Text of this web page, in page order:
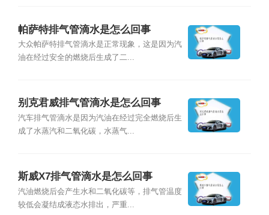
帕萨特排气管滴水是怎么回事
大众帕萨特排气管滴水是正常现象，这是因为汽
油在经过安全的燃烧后生成了二...
别克君威排气管滴水是怎么回事
汽车排气管滴水是因为汽油在经过完全燃烧后生
成了水蒸汽和二氧化碳，水蒸气...
斯威X7排气管滴水是怎么回事
汽油燃烧后会产生水和二氧化碳等，排气管温度
较低会凝结成液态水排出，严重...